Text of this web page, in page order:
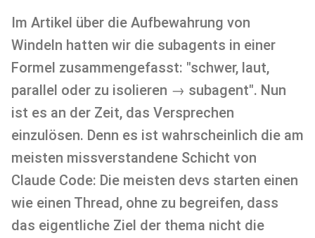
Im Artikel über die Aufbewahrung von
Windeln hatten wir die subagents in einer
Formel zusammengefasst: "schwer, laut,
parallel oder zu isolieren → subagent". Nun
ist es an der Zeit, das Versprechen
einzulösen. Denn es ist wahrscheinlich die am
meisten missverstandene Schicht von
Claude Code: Die meisten devs starten einen
wie einen Thread, ohne zu begreifen, dass
das eigentliche Ziel der thema nicht die